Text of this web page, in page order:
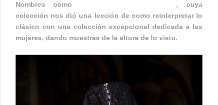
Nombres como
, cuya
colección nos dió una lección de como reinterpretar lo
clásico con una colección excepcional dedicada a las
mujeres, dando muestras de la altura de lo visto.